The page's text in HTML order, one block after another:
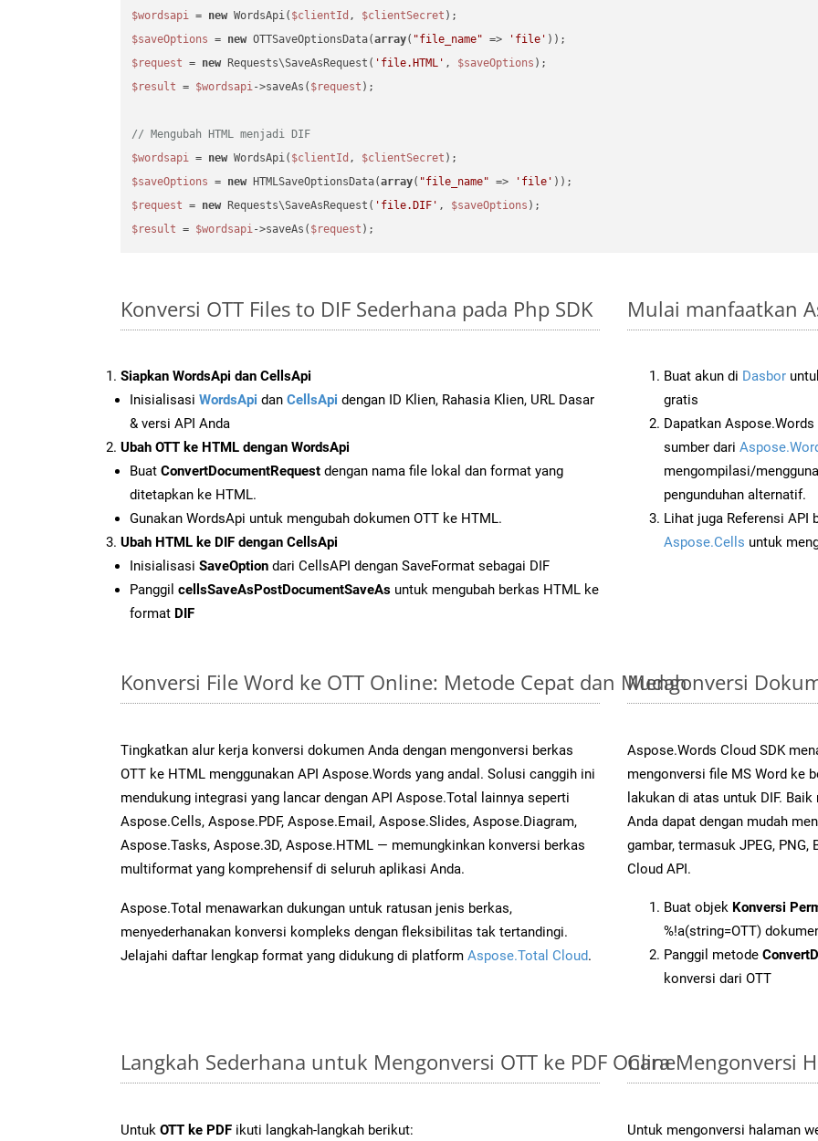
$wordsapi = new WordsApi( $clientId , $clientSecret
$saveOptions = new OTTSaveOptionsData(array( "file_name" => 'file'
$request = new Requests\SaveAsRequest( 'file.HTML' , $saveOptions
$result = $wordsapi->saveAs( $request );
// Mengubah HTML menjadi DIF
$wordsapi = new WordsApi( $clientId , $clientSecret
$saveOptions = new HTMLSaveOptionsData(array( "file_name" => 'file'
$request = new Requests\SaveAsRequest( 'file.DIF' , $saveOptions
$result = $wordsapi->saveAs( $request
Konversi OTT Files to DIF Sederhana pada Php SDK
Siapkan WordsApi dan CellsApi
Inisialisasi WordsApi dan CellsApi dengan ID Klien, Rahasia Klien, URL Dasar
& versi API Anda
Ubah OTT ke HTML dengan WordsApi
Buat ConvertDocumentRequest dengan nama file lokal dan format yang
ditetapkan ke HTML.
Gunakan WordsApi untuk mengubah dokumen OTT ke HTML.
Ubah HTML ke DIF dengan CellsApi
Inisialisasi SaveOption dari CellsAPI dengan SaveFormat sebagai DIF
Panggil cellsSaveAsPostDocumentSaveAs untuk mengubah berkas HTML ke
format DIF
Mulai manfaatkan
Buat akun di Dasbor
gratis
Dapatkan
sumber dari
mengompilasi/
pengunduhan alternatif.
Lihat juga Referensi API
Aspose.Cells untuk
Konversi File Word ke OTT Online: Metode Cepat dan Mudah
Tingkatkan alur kerja konversi dokumen Anda dengan mengonversi berkas
OTT ke HTML menggunakan API Aspose.Words yang andal. Solusi canggih ini
mendukung integrasi yang lancar dengan API Aspose.Total lainnya seperti
Aspose.Cells, Aspose.PDF, Aspose.Email, Aspose.Slides, Aspose.Diagram,
Aspose.Tasks, Aspose.3D, Aspose.HTML — memungkinkan konversi berkas
multiformat yang komprehensif di seluruh aplikasi Anda.
Aspose.Total menawarkan dukungan untuk ratusan jenis berkas,
menyederhanakan konversi kompleks dengan fleksibilitas tak tertandingi.
Jelajahi daftar lengkap format yang didukung di platform Aspose.Total Cloud.
Mengonversi
Aspose.Words Cloud SDK
mengonversi file MS Word ke
lakukan di atas untuk DIF.
Anda dapat dengan mudah
gambar, termasuk JPEG, PNG,
Cloud API.
Buat objek Konversi
%!a(string=OTT)
Panggil metode
konversi dari OTT
Langkah Sederhana untuk Mengonversi OTT ke PDF Online
Untuk OTT ke PDF ikuti langkah-langkah berikut:
Cara Mengonversi
Untuk mengonversi halaman